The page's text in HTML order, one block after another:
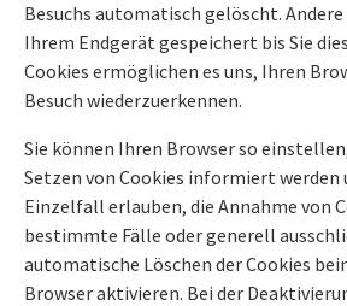
Besuchs automatisch gelöscht.
Ihrem Endgerät gespeichert bis Sie
Cookies ermöglichen es uns, Ihren
Besuch wiederzuerkennen.
Sie können Ihren Browser so
Setzen von Cookies informiert werden
Einzelfall erlauben, die Annahme von
bestimmte Fälle oder generell
automatische Löschen der Cookies
Browser aktivieren. Bei der